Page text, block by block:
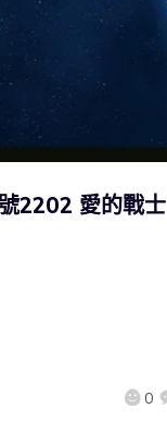
2202 愛的戰士
0